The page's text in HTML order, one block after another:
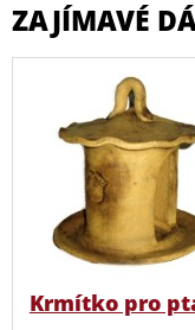
ZAJÍMAVÉ
Krmítko pro